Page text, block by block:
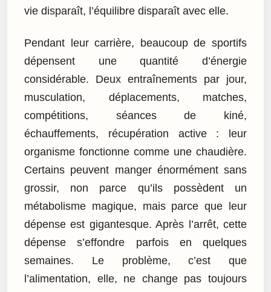
vie disparaît, l’équilibre disparaît avec elle.
Pendant leur carrière, beaucoup de sportifs
dépensent une quantité d’énergie
considérable. Deux entraînements par jour,
musculation, déplacements, matches,
compétitions, séances de kiné,
échauffements, récupération active : leur
organisme fonctionne comme une chaudière.
Certains peuvent manger énormément sans
grossir, non parce qu’ils possèdent un
métabolisme magique, mais parce que leur
dépense est gigantesque. Après l’arrêt, cette
dépense s’effondre parfois en quelques
semaines. Le problème, c’est que
l’alimentation, elle, ne change pas toujours